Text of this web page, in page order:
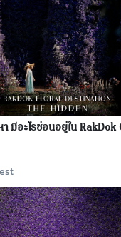
มีอะไรซ่อนอยู่ใน RakDok